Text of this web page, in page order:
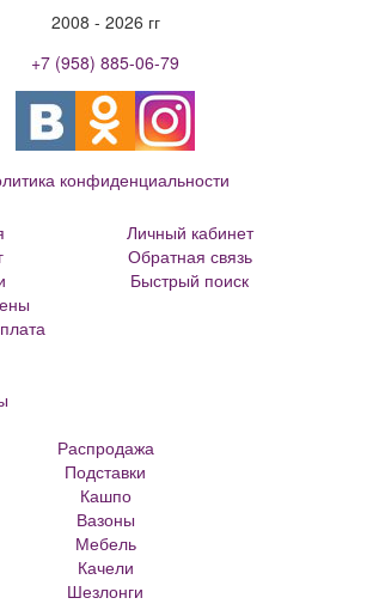
2008 - 2026 гг
+7 (958) 885-06-79
конфиденциальности
Личный кабинет
Обратная связь
Быстрый поиск
Кашпо из ротанга
Матрасы Аскона
Кашпо металлическое
Кашпо для елки
Кашпо с самоливом
Кашпо с автополивом
Распродажа
Подставки
Кашпо
Вазоны
Мебель
Качели
Шезлонги